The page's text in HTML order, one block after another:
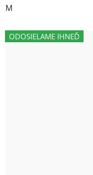
M
ODOSIELAME IHNEĎ